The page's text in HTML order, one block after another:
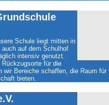
Schule liegt mitten in
auf dem Schulhof
intensiv genutzt.
für die
wir Bereiche schaffen, die Raum für
bieten.